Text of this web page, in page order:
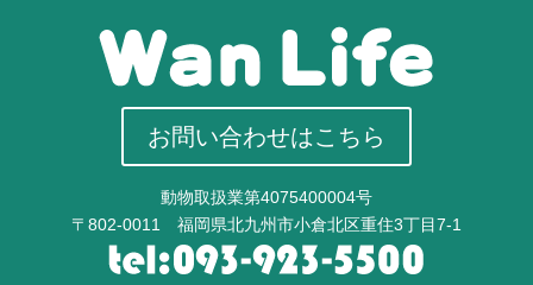
お問い合わせはこちら
動物取扱業第4075400004号
〒802-0011 福岡県北九州市小倉北区重住3丁目7-1